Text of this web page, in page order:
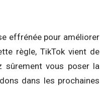
effrénée pour améliorer
règle, TikTok vient de
sûrement vous poser la
dans les prochaines